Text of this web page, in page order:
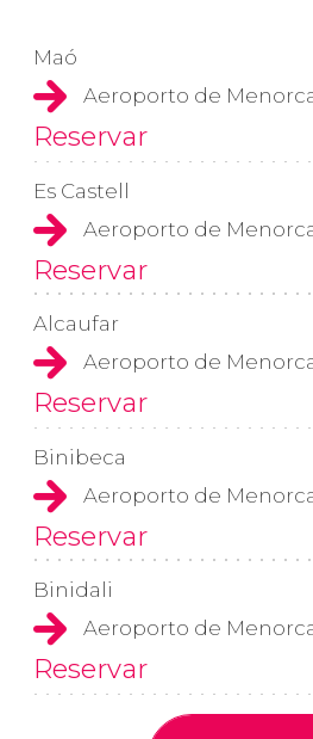
Maó
Aeroporto de
Reservar
Es Castell
Aeroporto de
Reservar
Alcaufar
Aeroporto de
Reservar
Binibeca
Aeroporto de
Reservar
Binidali
Aeroporto de
Reservar